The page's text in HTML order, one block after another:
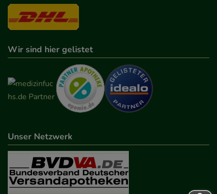
Wir sind hier gelistet
Unser Netzwerk